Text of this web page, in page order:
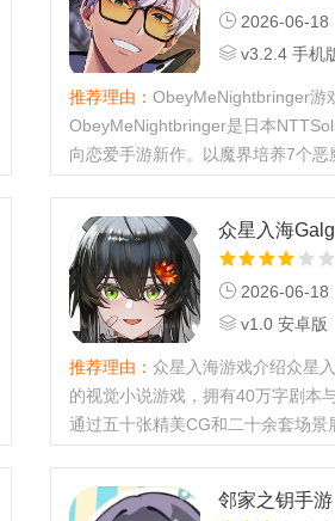
2026-06-18
v3.2.4 手机
推荐理由： ObeyMeNightbringer游
ObeyMeNightbringer是日本
向恋爱手游新作。以魔界培养7个
需谷歌框架和加速器。众星入海
2026-06-18
v1.0 安卓版
推荐理由： 众星入海游戏介绍众星
的视觉小说游戏，拥有40万字剧本
通过五十张精美CG和二十余套场景
Galgame手游最新动态【v1.0安...
邻家之钥手游